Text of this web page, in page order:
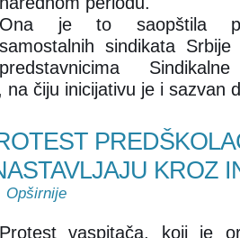
Ona je to saopštila
samostalnih sindikata
predstavnicima
na čiju inicijativu je i sazvan
KROZ
Opširnije
Protest vaspitača, koji je